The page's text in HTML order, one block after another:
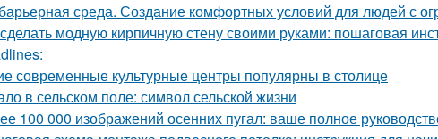
среда. Создание комфортных условий для людей с
модную кирпичную стену своими руками: пошаговая
современные культурные центры популярны в столице
в сельском поле: символ сельской жизни
100 000 изображений осенних пугал: ваше полное